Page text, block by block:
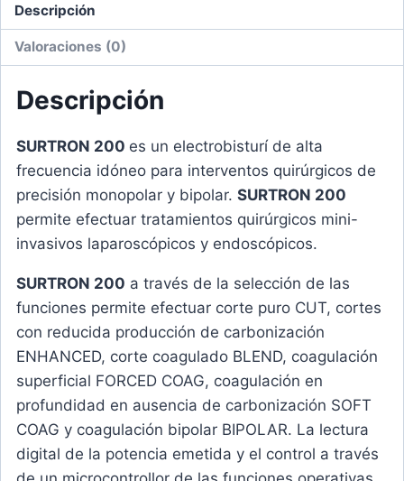
Descripción
Valoraciones (0)
Descripción
SURTRON 200 es un electrobisturí de alta
frecuencia idóneo para interventos quirúrgicos de
precisión monopolar y bipolar. SURTRON 200
permite efectuar tratamientos quirúrgicos mini-
invasivos laparoscópicos y endoscópicos.
SURTRON 200 a través de la selección de las
funciones permite efectuar corte puro CUT, cortes
con reducida producción de carbonización
ENHANCED, corte coagulado BLEND, coagulación
superficial FORCED COAG, coagulación en
profundidad en ausencia de carbonización SOFT
COAG y coagulación bipolar BIPOLAR. La lectura
digital de la potencia emetida y el control a través